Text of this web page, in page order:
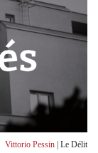
Vittorio Pessin | Le Délit